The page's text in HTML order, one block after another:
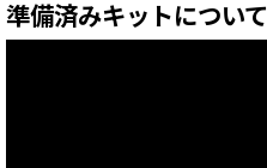
準備済みキットについて